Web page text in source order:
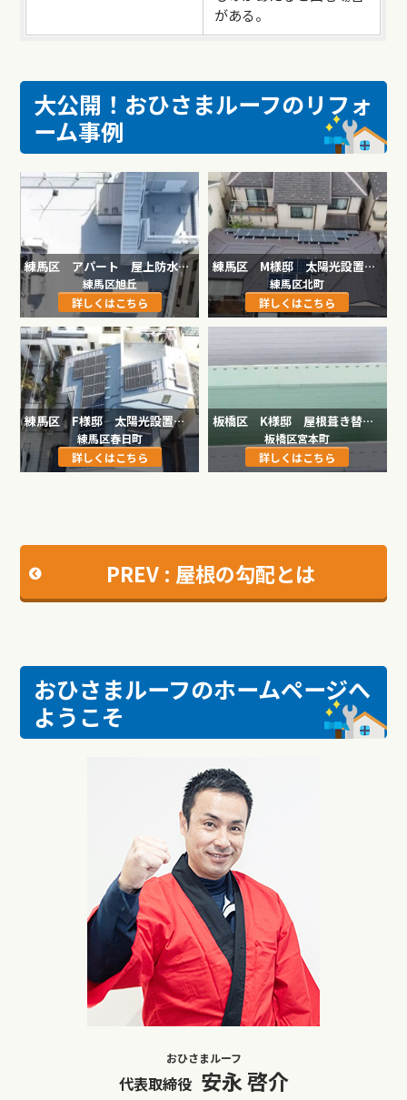
がある。
大公開！おひさまルーフのリフォ
ーム事例
練馬区 アパート 屋上防水工事
練馬区旭丘
詳しくはこちら
練馬区 M様邸 太陽光設置工事
練馬区北町
詳しくはこちら
練馬区 F様邸 太陽光設置工事
練馬区春日町
詳しくはこちら
板橋区 K様邸 屋根葺き替え工事
板橋区宮本町
詳しくはこちら
PREV : 屋根の勾配とは
おひさまルーフのホームページへ
ようこそ
おひさまルーフ
代表取締役 安永 啓介